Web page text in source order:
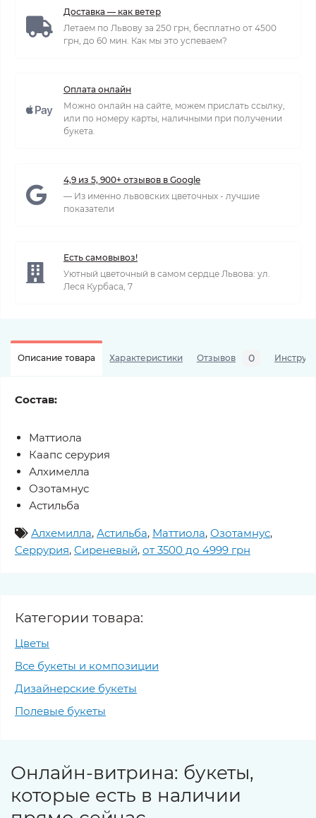
Доставка — как ветер
Летаем по Львову за 250 грн, бесплатно от 4500
грн, до 60 мин. Как мы это успеваем?
Оплата онлайн
Можно онлайн на сайте, можем прислать ссылку,
или по номеру карты, наличными при получении
букета.
4,9 из 5, 900+ отзывов в Google
— Из именно львовских цветочных - лучшие
показатели
Есть самовывоз!
Уютный цветочный в самом сердце Львова: ул.
Леся Курбаса, 7
Описание товара Характеристики Отзывов 0
Состав:
Маттиола
Каапс серурия
Алхимелла
Озотамнус
Астильба
Алхемилла, Астильба, Маттиола, Озотамнус,
Серрурия, Сиреневый, от 3500 до 4999 грн
Категории товара:
Цветы
Все букеты и композиции
Дизайнерские букеты
Полевые букеты
Онлайн-витрина: букеты,
которые есть в наличии